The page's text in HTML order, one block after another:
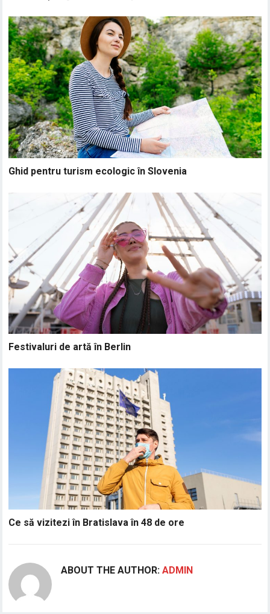
Ghid pentru turism ecologic în Slovenia
Festivaluri de artă în Berlin
Ce să vizitezi în Bratislava în 48 de ore
ABOUT THE AUTHOR:ADMIN